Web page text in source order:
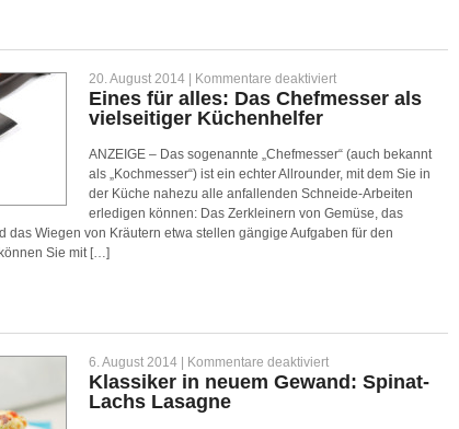
20. August 2014 | Kommentare deaktiviertfür
für
als
vielseitiger
Küchenhelfer
Eines für alles: Das Chefmesser als
vielseitiger Küchenhelfer
ANZEIGE – Das sogenannte „Chefmesser“ (auch bekannt
als „Kochmesser“) ist ein echter Allrounder, mit dem Sie in
der Küche nahezu alle anfallenden Schneide-Arbeiten
erledigen können: Das Zerkleinern von Gemüse, das
das Wiegen von Kräutern etwa stellen gängige Aufgaben für den
Sie mit […]
6. August 2014 | Kommentare deaktiviertfür
Klassiker
in
Klassiker in neuem Gewand: Spinat-
Lachs Lasagne